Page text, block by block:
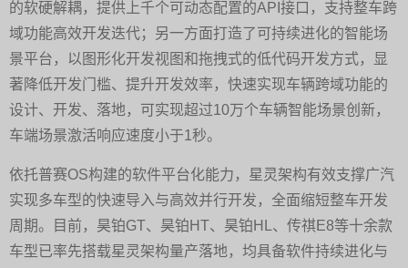
的软硬解耦，提供上千个可动态配置的API接口，支持整车跨
域功能高效开发迭代；另一方面打造了可持续进化的智能场
景平台，以图形化开发视图和拖拽式的低代码开发方式，显
著降低开发门槛、提升开发效率，快速实现车辆跨域功能的
设计、开发、落地，可实现超过10万个车辆智能场景创新，
车端场景激活响应速度小于1秒。
依托普赛OS构建的软件平台化能力，星灵架构有效支撑广汽
实现多车型的快速导入与高效并行开发，全面缩短整车开发
周期。目前，昊铂GT、昊铂HT、昊铂HL、传祺E8等十余款
车型已率先搭载星灵架构量产落地，均具备软件持续进化与